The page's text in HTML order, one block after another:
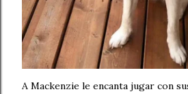
A Mackenzie le encanta jugar con